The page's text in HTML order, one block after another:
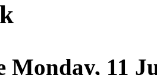
Monday, 11